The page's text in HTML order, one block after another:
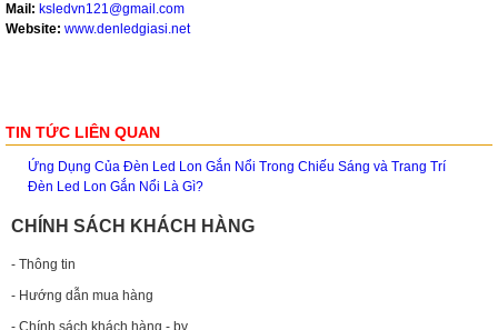
Mail: ksledvn121@gmail.com
Website: www.denledgiasi.net
TIN TỨC LIÊN QUAN
Ứng Dụng Của Đèn Led Lon Gắn Nổi Trong Chiếu Sáng và Trang Trí
Đèn Led Lon Gắn Nổi Là Gì?
CHÍNH SÁCH KHÁCH HÀNG
- Thông tin
- Hướng dẫn mua hàng
- Chính sách khách hàng - bv